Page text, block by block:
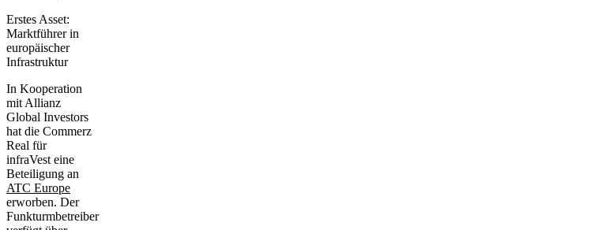
Erstes Asset:
Marktführer in
europäischer
Infrastruktur
In Kooperation
mit Allianz
Global Investors
hat die Commerz
Real für
infraVest eine
Beteiligung an
ATC Europe
erworben. Der
Funkturmbetreiber